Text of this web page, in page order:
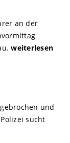
an der
weiterlesen
und
sucht